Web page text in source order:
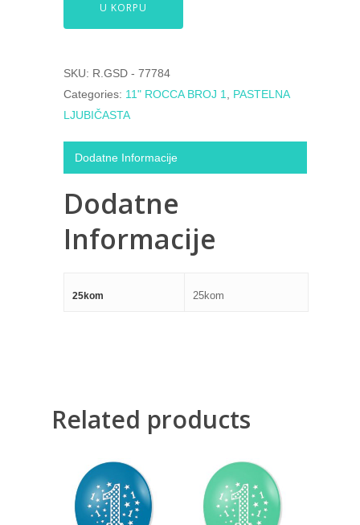
U KORPU
SKU: R.GSD - 77784
Categories: 11" ROCCA BROJ 1
PASTELNA
LJUBIČASTA
Dodatne Informacije
Dodatne
Informacije
25kom 25kom
Related products
300,00RSD 300,00RSD